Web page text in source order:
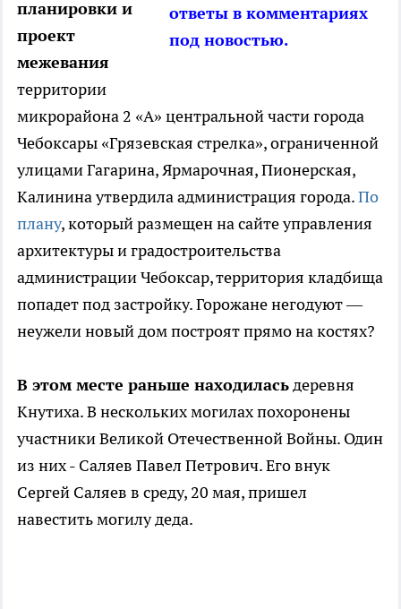
ответы в комментариях
под новостью.
планировки и
проект
межевания
территории
микрорайона 2 «А» центральной части города
Чебоксары «Грязевская стрелка», ограниченной
улицами Гагарина, Ярмарочная, Пионерская,
Калинина утвердила администрация города.По
плану, который размещен на сайте управления
архитектуры и градостроительства
администрации Чебоксар, территория кладбища
попадет под застройку. Горожане негодуют —
неужели новый дом построят прямо на костях?
В этом месте раньше находиласьдеревня
Кнутиха. В нескольких могилах похоронены
участники Великой Отечественной Войны. Один
из них - Саляев Павел Петрович. Его внук
Сергей Саляев в среду, 20 мая, пришел
навестить могилу деда.